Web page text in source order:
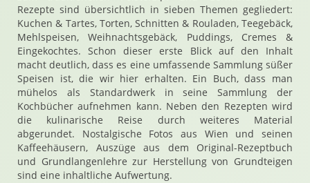
Rezepte sind übersichtlich in sieben Themen gegliedert:
Kuchen & Tartes, Torten, Schnitten & Rouladen, Teegebäck,
Mehlspeisen, Weihnachtsgebäck, Puddings, Cremes &
Eingekochtes. Schon dieser erste Blick auf den Inhalt
macht deutlich, dass es eine umfassende Sammlung süßer
Speisen ist, die wir hier erhalten. Ein Buch, dass man
mühelos als Standardwerk in seine Sammlung der
Kochbücher aufnehmen kann. Neben den Rezepten wird
die kulinarische Reise durch weiteres Material
abgerundet. Nostalgische Fotos aus Wien und seinen
Kaffeehäusern, Auszüge aus dem Original-Rezeptbuch
und Grundlangenlehre zur Herstellung von Grundteigen
sind eine inhaltliche Aufwertung.